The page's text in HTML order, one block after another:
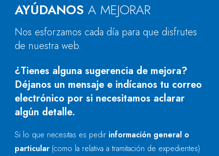
AYÚDANOS A MEJORAR
Nos esforzamos cada día para que disfrutes
de nuestra web.
¿Tienes alguna sugerencia de mejora?
Déjanos un mensaje e indícanos tu correo
electrónico por si necesitamos aclarar
algún detalle.
Si lo que necesitas es pedir información general o
particular (como la relativa a tramitación de expedientes)